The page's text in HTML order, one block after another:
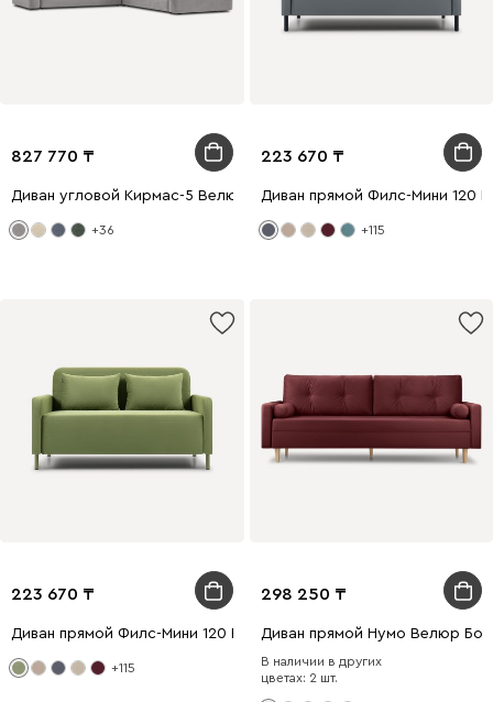
827 770
Диван угловой Кирмас-5 Велюр Светло-серый
+36
223 670
Диван прямой Филс-Мини 120
+115
223 670
Диван прямой Филс-Мини 120 Велюр Оливковый
+115
298 250
Диван прямой Нумо Велюр
В наличии в других
цветах: 2 шт.